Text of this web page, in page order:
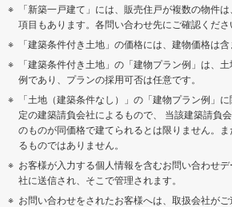
「新築一戸建て」には、販売住戸が複数の物件
項目もあります。各問い合わせ先にご確認くださ
「建築条件付き土地」の価格には、建物価格は含
「建築条件付き土地」の「建物プラン例」は、
例であり、プランの採用可否は任意です。
「土地（建築条件なし）」の「建物プラン例」
定の建築請負会社によるもので、 当該建築請負
のものが同価格で建てられるとは限りません。
るものではありません。
お客様が入力する個人情報を含むお問い合わせ
社に送信され、そこで管理されます。
お問い合わせをされたお客様へは、取扱会社がご